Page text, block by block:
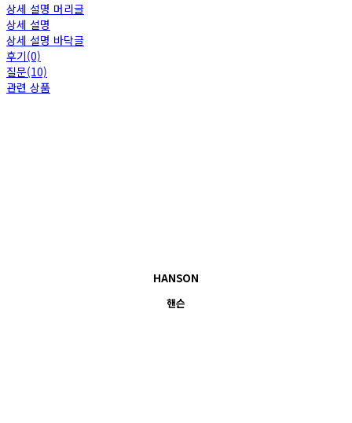
상세 설명 머리글
상세 설명
상세 설명 바닥글
후기(0)
질문(10)
관련 상품
HANSON
핸슨